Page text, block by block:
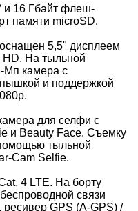
и 16 Гбайт флеш-
памяти microSD.
5,5" дисплеем
На тыльной
Мп камера с
и поддержкой
для селфи с
и Beauty Face. Съемку
тыльной
Cam Selfie.
4 LTE. На борту
связи
ресивер GPS (A-GPS) /